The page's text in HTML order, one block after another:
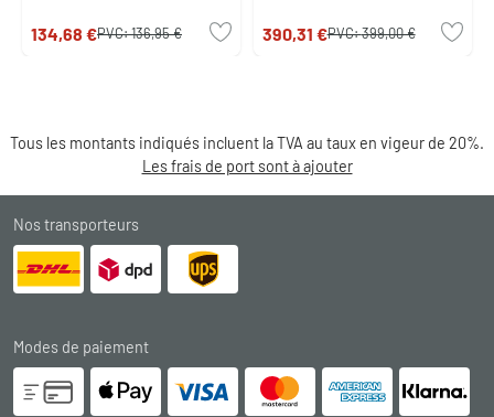
134,68 €PVC:136,95 € 390,31 €PVC:399,00 €
Tous les montants indiqués incluent la TVA au taux en vigeur de 20%.
Les frais de port sont à ajouter
Nos transporteurs
Modes de paiement